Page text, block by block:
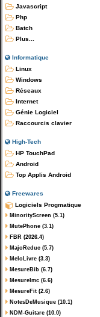
Javascript
Php
Batch
Plus...
Informatique
Linux
Windows
Réseaux
Internet
Génie Logiciel
Raccourcis clavier
High-Tech
HP TouchPad
Android
Top Applis Android
Freewares
Logiciels Progmatique
MinorityScreen (5.1)
MutePhone (3.1)
FBR (2026.4)
MajoReduc (5.7)
MeloLivre (3.3)
MesureBib (6.7)
MesureImc (6.6)
MesureFit (2.6)
NotesDeMusique (10.1)
NDM-Guitare (10.0)